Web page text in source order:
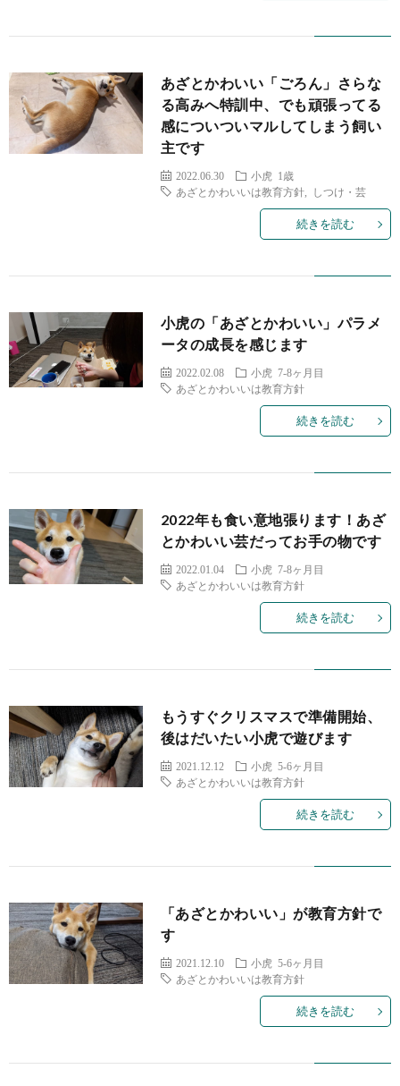
あざとかわいい「ごろん」さらな
る高みへ特訓中、でも頑張ってる
感についついマルしてしまう飼い
主です
2022.06.30
小虎 1歳
あざとかわいいは教育方針, しつけ・芸
続きを読む
小虎の「あざとかわいい」パラメ
ータの成長を感じます
2022.02.08
小虎 7-8ヶ月目
あざとかわいいは教育方針
続きを読む
2022年も食い意地張ります！あざ
とかわいい芸だってお手の物です
2022.01.04
小虎 7-8ヶ月目
あざとかわいいは教育方針
続きを読む
もうすぐクリスマスで準備開始、
後はだいたい小虎で遊びます
2021.12.12
小虎 5-6ヶ月目
あざとかわいいは教育方針
続きを読む
「あざとかわいい」が教育方針で
す
2021.12.10
小虎 5-6ヶ月目
あざとかわいいは教育方針
続きを読む